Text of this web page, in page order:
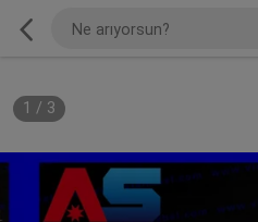
1 / 3